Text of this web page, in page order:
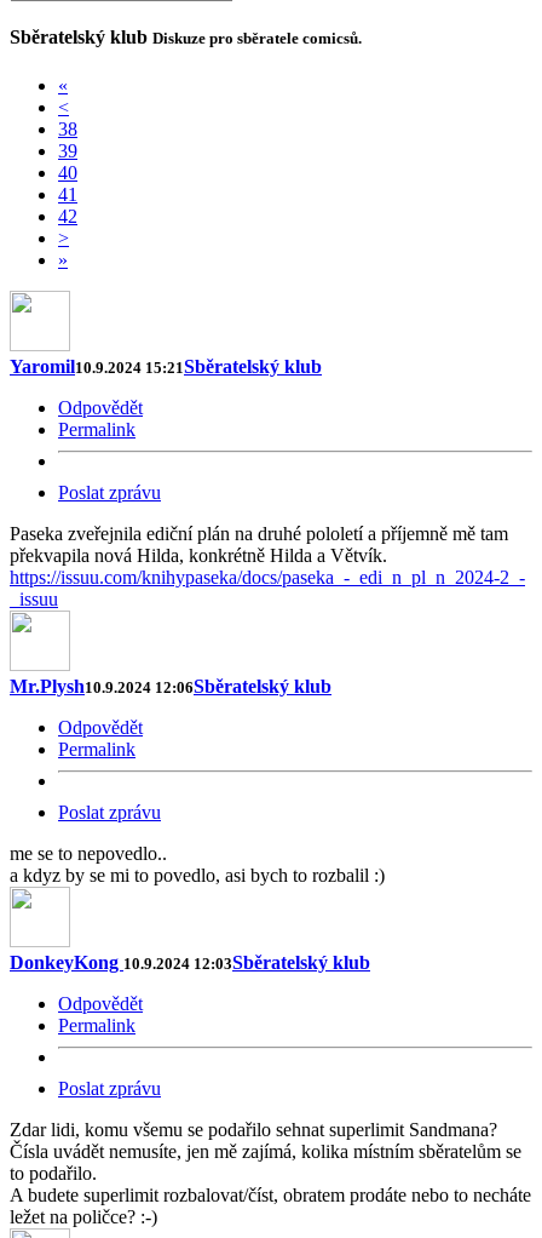
Sběratelský klub Diskuze pro sběratele comicsů.
«
<
38
39
40
41
42
>
»
Yaromil10.9.2024 15:21Sběratelský klub
Odpovědět
Permalink
Poslat zprávu
Paseka zveřejnila ediční plán na druhé pololetí a příjemně mě tam
překvapila nová Hilda, konkrétně Hilda a Větvík.
https://issuu.com/knihypaseka/docs/paseka_-_edi_n_pl_n_2024-2_-
_issuu
Mr.Plysh10.9.2024 12:06Sběratelský klub
Odpovědět
Permalink
Poslat zprávu
me se to nepovedlo..
a kdyz by se mi to povedlo, asi bych to rozbalil :)
DonkeyKong 10.9.2024 12:03Sběratelský klub
Odpovědět
Permalink
Poslat zprávu
Zdar lidi, komu všemu se podařilo sehnat superlimit Sandmana?
Čísla uvádět nemusíte, jen mě zajímá, kolika místním sběratelům se
to podařilo.
A budete superlimit rozbalovat/číst, obratem prodáte nebo to necháte
ležet na poličce? :-)